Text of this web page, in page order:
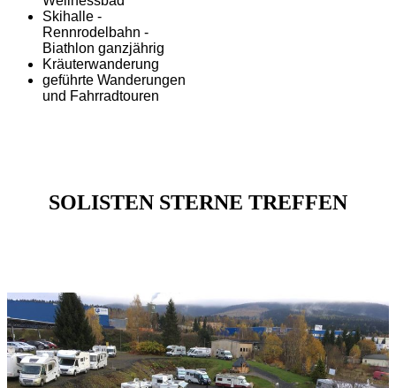
Skihalle -
Rennrodelbahn -
Biathlon ganzjährig
Kräuterwanderung
geführte Wanderungen
und Fahrradtouren
SOLISTEN STERNE TREFFEN